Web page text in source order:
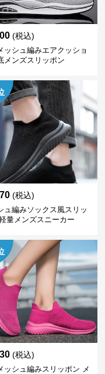
(税込)
ッシュ編みエアクッショ
メンズスリッポン
(税込)
ュ編みソックス風スリッ
量メンズスニーカー
(税込)
ッシュ編みスリッポン メ